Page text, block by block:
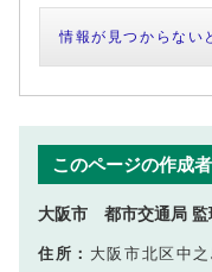
情報が見つからない
このページの作成
大阪市 都市交通局 監
住所： 大阪市北区中